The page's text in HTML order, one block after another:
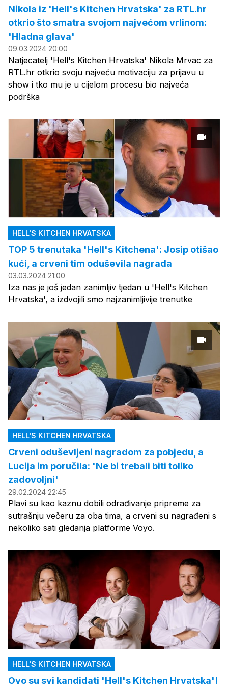
Nikola iz 'Hell's Kitchen Hrvatska' za RTL.hr
otkrio što smatra svojom najvećom vrlinom:
'Hladna glava'
09.03.2024 20:00
Natjecatelj 'Hell's Kitchen Hrvatska' Nikola Mrvac za
RTL.hr otkrio svoju najveću motivaciju za prijavu u
show i tko mu je u cijelom procesu bio najveća
podrška
HELL'S KITCHEN HRVATSKA
TOP 5 trenutaka 'Hell's Kitchena': Josip otišao
kući, a crveni tim oduševila nagrada
03.03.2024 21:00
Iza nas je još jedan zanimljiv tjedan u 'Hell's Kitchen
Hrvatska', a izdvojili smo najzanimljivije trenutke
HELL'S KITCHEN HRVATSKA
Crveni oduševljeni nagradom za pobjedu, a
Lucija im poručila: 'Ne bi trebali biti toliko
zadovoljni'
29.02.2024 22:45
Plavi su kao kaznu dobili odrađivanje pripreme za
sutrašnju večeru za oba tima, a crveni su nagrađeni s
nekoliko sati gledanja platforme Voyo.
HELL'S KITCHEN HRVATSKA
Ovo su svi kandidati 'Hell's Kitchen Hrvatska'!